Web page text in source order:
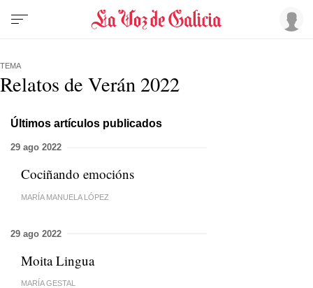
TEMA
Relatos de Verán 2022
Últimos artículos publicados
29 ago 2022
Cociñando emocións
MARÍA MANUELA LÓPEZ
29 ago 2022
Moita Lingua
MARÍA GESTAL